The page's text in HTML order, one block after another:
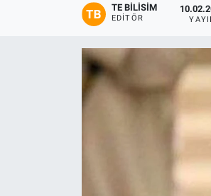
TE BILISIM
EDITÖR
Son Dakika Haberleri